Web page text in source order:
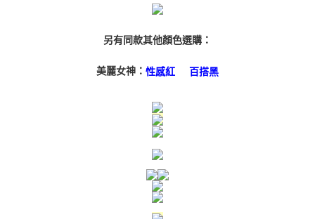
購買商品的店家。未經商家同意取消之訂單仍視為有效，需透過AFTEE先享
※ 交易是否成功請以「AFTEE先享後付 」之結帳頁面顯示為準，若有關於
１．透過由恩沛科技股份有限公司提供之「AFTEE先享後付」服務完成之交
易，需依本服務之必要範圍內提供個人資料，並將交易相關給付款項請求債
２．關於個人資料處理事宜，請瀏覽以下網址：
３．未成年的使用者請事先徵得法定代理人或監護人之同意方可使用
「AFTEE先享後付」，若未經同意申辦者引起之損失，本公司不負相關責
４．使用「AFTEE先享後付」時，將依據個別帳號之用戶狀況，依本公司即
時審查核予不同之上限額度；若仍有額度不足之情形，本公司將視審查結果
每筆NT$80，滿NT$3,000(含以上)免運費
另有同款其他顏色選購：
美麗女神： 性感紅 百搭黑